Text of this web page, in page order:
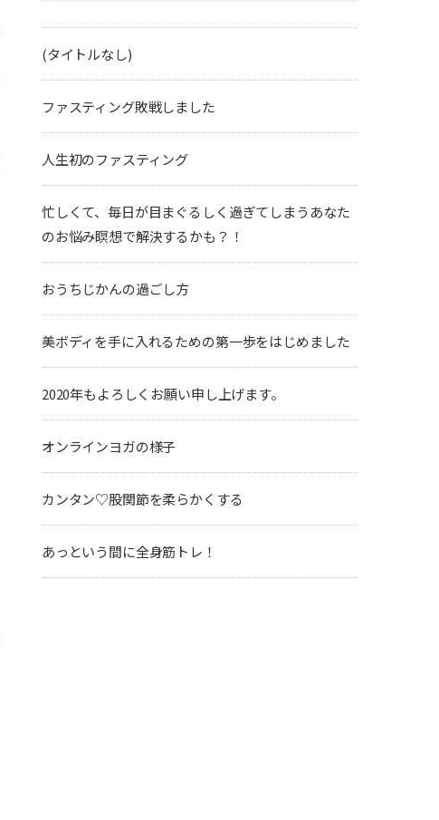
(タイトルなし)
ファスティング敗戦しました
人生初のファスティング
忙しくて、毎日が目まぐるしく過ぎてしまうあなた
のお悩み瞑想で解決するかも？！
おうちじかんの過ごし方
美ボディを手に入れるための第一歩をはじめました
2020年もよろしくお願い申し上げます。
オンラインヨガの様子
カンタン♡股関節を柔らかくする
あっという間に全身筋トレ！